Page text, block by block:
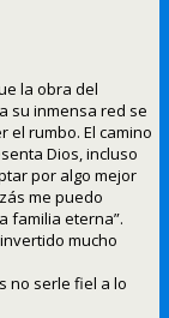
la obra del
su inmensa red se
el rumbo. El camino
Dios, incluso
por algo mejor
me puedo
familia eterna”.
mucho
no serle fiel a lo